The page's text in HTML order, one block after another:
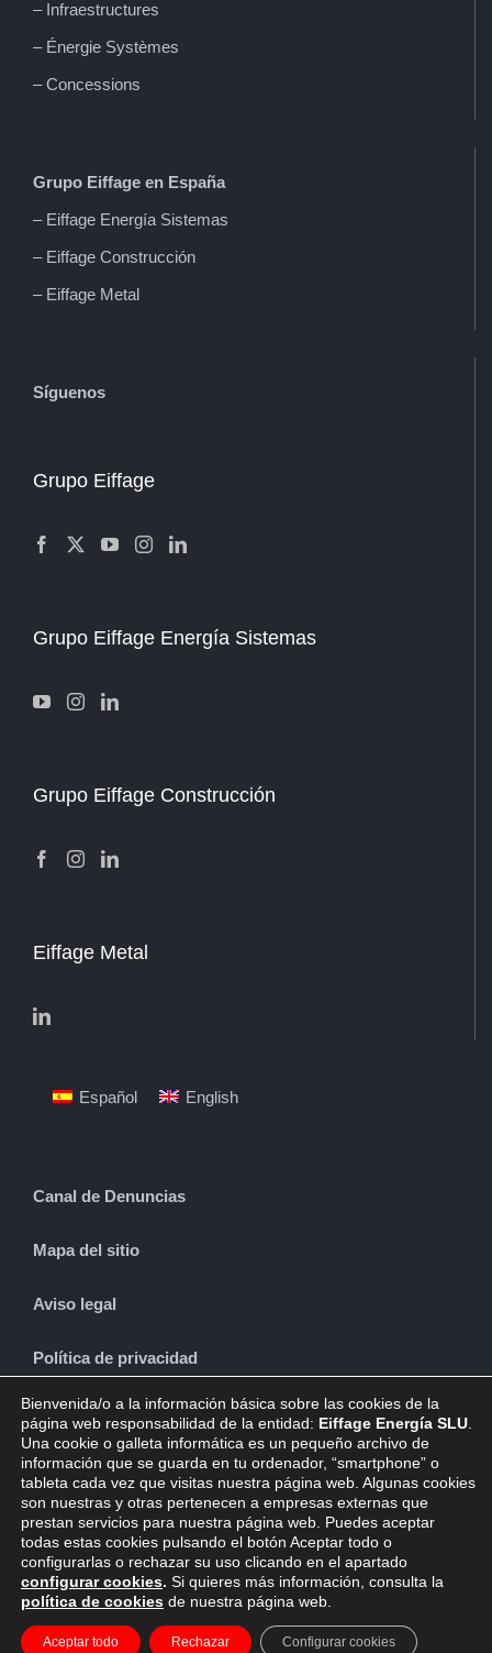
– Infraestructures
– Énergie Systèmes
– Concessions
Grupo Eiffage en España
– Eiffage Energía Sistemas
– Eiffage Construcción
– Eiffage Metal
Síguenos
Grupo Eiffage
Grupo Eiffage Energía Sistemas
Grupo Eiffage Construcción
Eiffage Metal
Español English
Canal de Denuncias
Mapa del sitio
Aviso legal
Política de privacidad
Política de cookies
CONTACTO
© Copyright 2019 - 2026 | Eiffage en España byMicoco Graphics
Bienvenida/o a la información básica sobre las cookies de la
página web responsabilidad de la entidad: Eiffage Energía SLU
Una cookie o galleta informática es un pequeño archivo de
información que se guarda en tu ordenador, “smartphone” o
tableta cada vez que visitas nuestra página web. Algunas cookies
son nuestras y otras pertenecen a empresas externas que
prestan servicios para nuestra página web. Puedes aceptar
todas estas cookies pulsando el botón Aceptar todo o
configurarlas o rechazar su uso clicando en el apartado
configurar cookies. Si quieres más información, consulta la
política de cookies de nuestra página web.
Aceptar todo Rechazar Configurar cookies